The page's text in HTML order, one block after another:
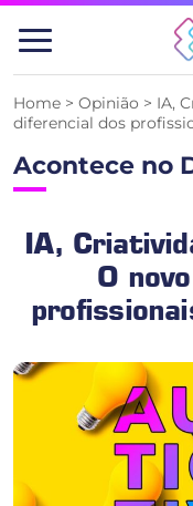
Pular
para
Home > Opinião > IA,
diferencial dos
Acontece no
IA,
O